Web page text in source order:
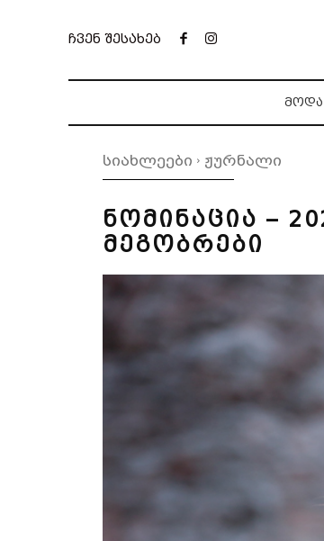
ჩვენ შესახებ
ᲛᲝᲓᲐ
სიახლეები ჟურნალი
ნომინაცია –
მეგობრები